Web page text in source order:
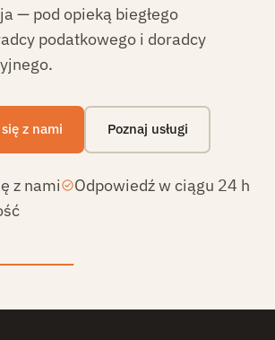
— pod opieką biegłego
podatkowego i doradcy
z nami Poznaj usługi
z nami
Odpowiedź w ciągu 24 h